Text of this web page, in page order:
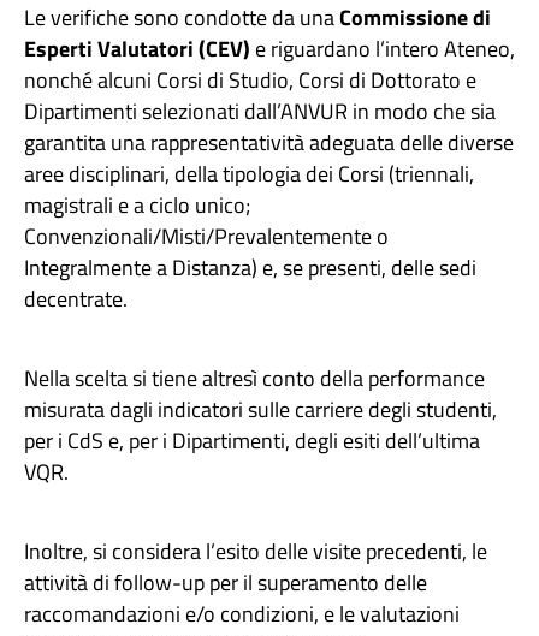
Le verifiche sono condotte da unaCommissione di
Esperti Valutatori (CEV) e riguardano l’intero Ateneo,
nonché alcuni Corsi di Studio, Corsi di Dottorato e
Dipartimenti selezionati dall’ANVUR in modo che sia
garantita una rappresentatività adeguata delle diverse
aree disciplinari, della tipologia dei Corsi (triennali,
magistrali e a ciclo unico;
Convenzionali/Misti/Prevalentemente o
Integralmente a Distanza) e, se presenti, delle sedi
decentrate.
Nella scelta si tiene altresì conto della performance
misurata dagli indicatori sulle carriere degli studenti,
per i CdS e, per i Dipartimenti, degli esiti dell’ultima
VQR.
Inoltre, si considera l’esito delle visite precedenti, le
attività di follow-up per il superamento delle
raccomandazioni e/o condizioni, e le valutazioni